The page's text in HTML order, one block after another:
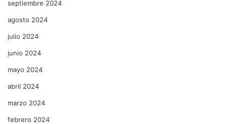
septiembre 2024
agosto 2024
julio 2024
junio 2024
mayo 2024
abril 2024
marzo 2024
febrero 2024